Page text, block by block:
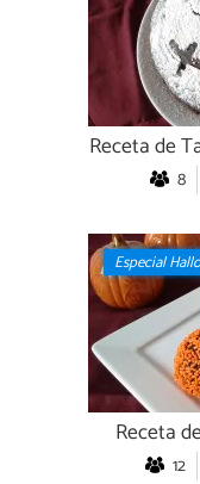
Receta de
8
Especial
Receta
12